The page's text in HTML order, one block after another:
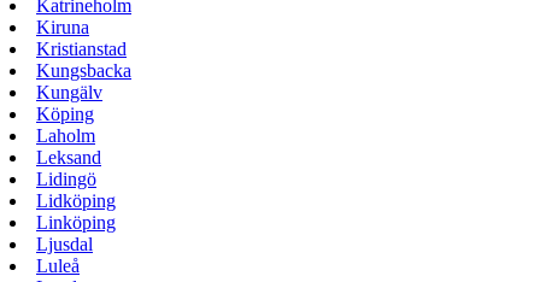
Katrineholm
Kiruna
Kristianstad
Kungsbacka
Kungälv
Köping
Laholm
Leksand
Lidingö
Lidköping
Linköping
Ljusdal
Luleå